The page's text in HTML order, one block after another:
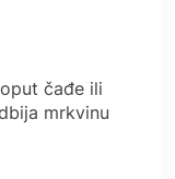
čađe ili
mrkvinu